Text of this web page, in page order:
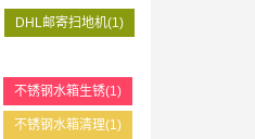
DHL邮寄扫地机(1)
不锈钢水箱生锈(1)
不锈钢水箱清理(1)